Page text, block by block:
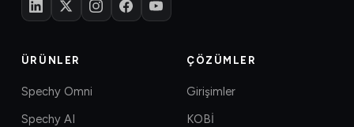
ÜRÜNLER
Spechy Omni
Spechy AI
ÇÖZÜMLER
Girişimler
KOBİ